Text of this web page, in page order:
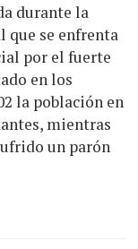
durante la
que se enfrenta
por el fuerte
en los
la población en
mientras
un parón